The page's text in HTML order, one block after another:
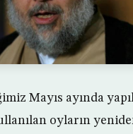
Mayıs ayında
oyların